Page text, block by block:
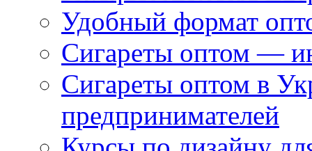
Удобный формат
Сигареты оптом —
Сигареты оптом в
предпринимателей